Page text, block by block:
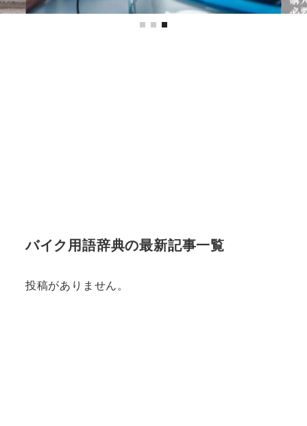
バイク用語辞典の最新記事一覧
投稿がありません。